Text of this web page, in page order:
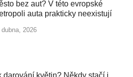
bez aut? V této evropské
auta prakticky neexistují
dubna, 2026